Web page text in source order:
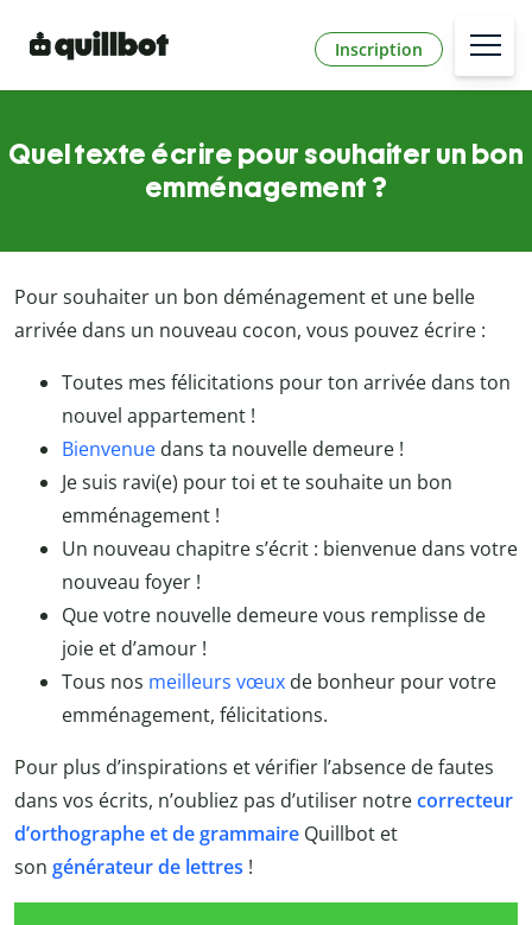
Inscription
Quel texte écrire pour souhaiter un bon
emménagement ?
Pour souhaiter un bon déménagement et une belle
arrivée dans un nouveau cocon, vous pouvez écrire :
Toutes mes félicitations pour ton arrivée dans ton
nouvel appartement !
Bienvenue dans ta nouvelle demeure !
Je suis ravi(e) pour toi et te souhaite un bon
emménagement !
Un nouveau chapitre s’écrit : bienvenue dans votre
nouveau foyer !
Que votre nouvelle demeure vous remplisse de
joie et d’amour !
Tous nos meilleurs vœux de bonheur pour votre
emménagement, félicitations.
Pour plus d’inspirations et vérifier l’absence de fautes
dans vos écrits, n’oubliez pas d’utiliser notrecorrecteur
d’orthographe et de grammaire Quillbot et
son générateur de lettres !